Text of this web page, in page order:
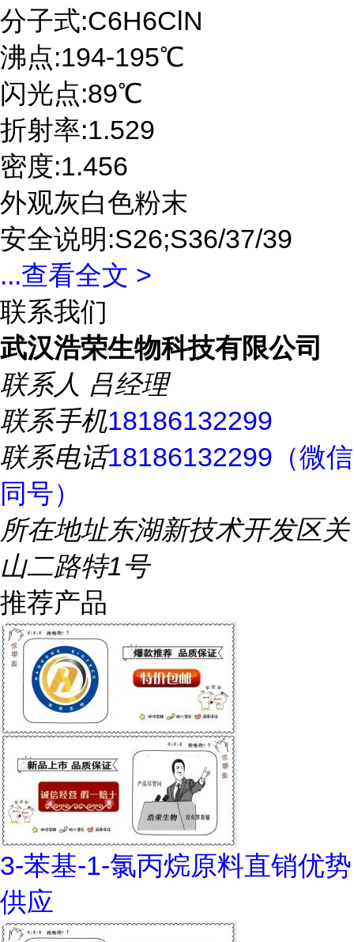
分子式:C6H6ClN
沸点:194-195℃
闪光点:89℃
折射率:1.529
密度:1.456
外观灰白色粉末
安全说明:S26;S36/37/39
...查看全文 >
联系我们
武汉浩荣生物科技有限公司
联系人 吕经理
联系手机18186132299
联系电话18186132299（微信
同号）
所在地址东湖新技术开发区关
山二路特1号
推荐产品
3-苯基-1-氯丙烷原料直销优势
供应